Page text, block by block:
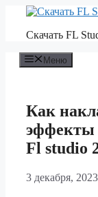
Перейти
содержимому
Скачать FL
Меню
Как
эффекты
Fl studio
3 декабря, 2023